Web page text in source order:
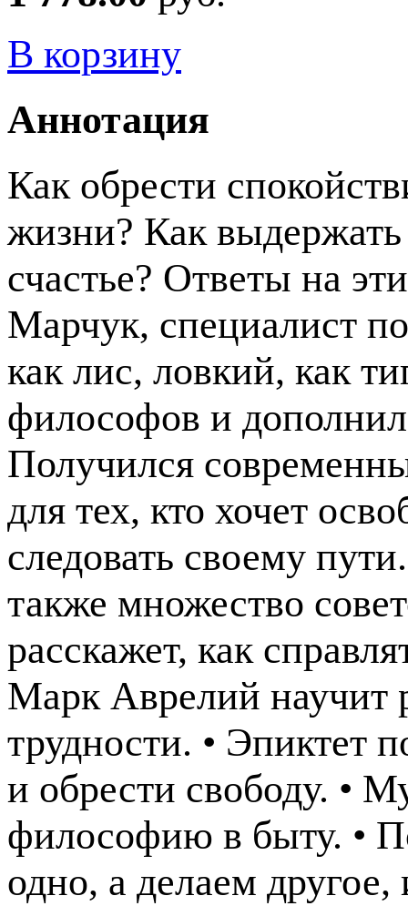
В корзину
Аннотация
Как обрести
жизни? Как
счастье? Ответы на
Марчук, специалист
как лис, ловкий, как
философов и
Получился
для тех, кто хочет
следовать своему
также множество
расскажет, как
Марк Аврелий научит
трудности. • Эпиктет
и обрести свободу. •
философию в быту. •
одно, а делаем